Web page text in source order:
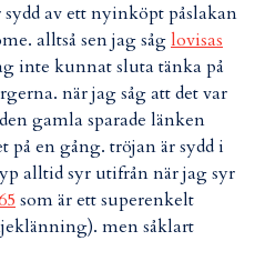
sydd av ett nyinköpt påslakan
alltså sen jag såglovisas
inte kunnat sluta tänka på
när jag såg att det var
gamla sparade länken
på en gång. tröjan är sydd i
alltid syr utifrån när jag syr
som är ett superenkelt
men såklart